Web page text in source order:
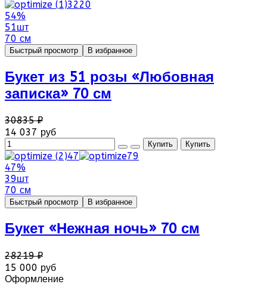
54%
51шт
70 см
Быстрый просмотр В избранное
Букет из 51 розы «Любовная
записка» 70 см
30835 ₽
14 037 руб
47%
39шт
70 см
Быстрый просмотр В избранное
Букет «Нежная ночь» 70 см
28219 ₽
15 000 руб
Оформление